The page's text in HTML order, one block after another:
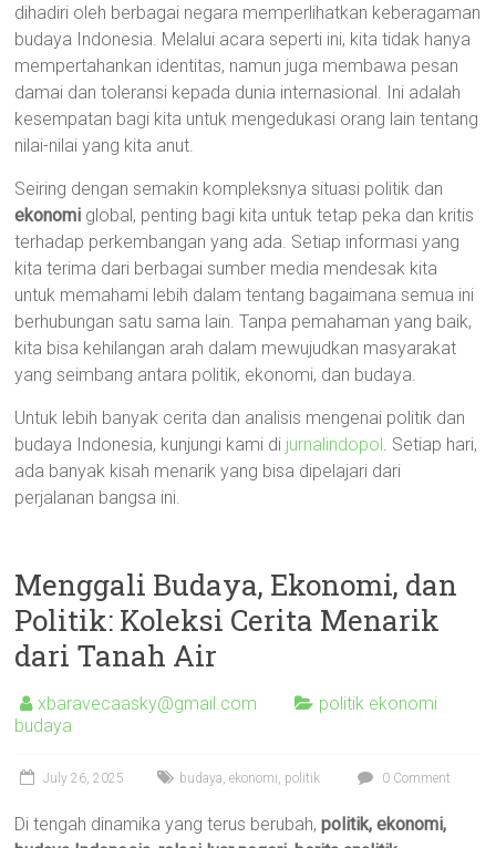
dihadiri oleh berbagai negara memperlihatkan keberagaman
budaya Indonesia. Melalui acara seperti ini, kita tidak hanya
mempertahankan identitas, namun juga membawa pesan
damai dan toleransi kepada dunia internasional. Ini adalah
kesempatan bagi kita untuk mengedukasi orang lain tentang
nilai-nilai yang kita anut.
Seiring dengan semakin kompleksnya situasi politik dan
ekonomi global, penting bagi kita untuk tetap peka dan kritis
terhadap perkembangan yang ada. Setiap informasi yang
kita terima dari berbagai sumber media mendesak kita
untuk memahami lebih dalam tentang bagaimana semua ini
berhubungan satu sama lain. Tanpa pemahaman yang baik,
kita bisa kehilangan arah dalam mewujudkan masyarakat
yang seimbang antara politik, ekonomi, dan budaya.
Untuk lebih banyak cerita dan analisis mengenai politik dan
budaya Indonesia, kunjungi kami di jurnalindopol. Setiap hari,
ada banyak kisah menarik yang bisa dipelajari dari
perjalanan bangsa ini.
Menggali Budaya, Ekonomi, dan
Politik: Koleksi Cerita Menarik
dari Tanah Air
xbaravecaasky@gmail.com
politik ekonomi
budaya
July 26, 2025 budaya,ekonomi, politik 0 Comment
Di tengah dinamika yang terus berubah,politik, ekonomi,